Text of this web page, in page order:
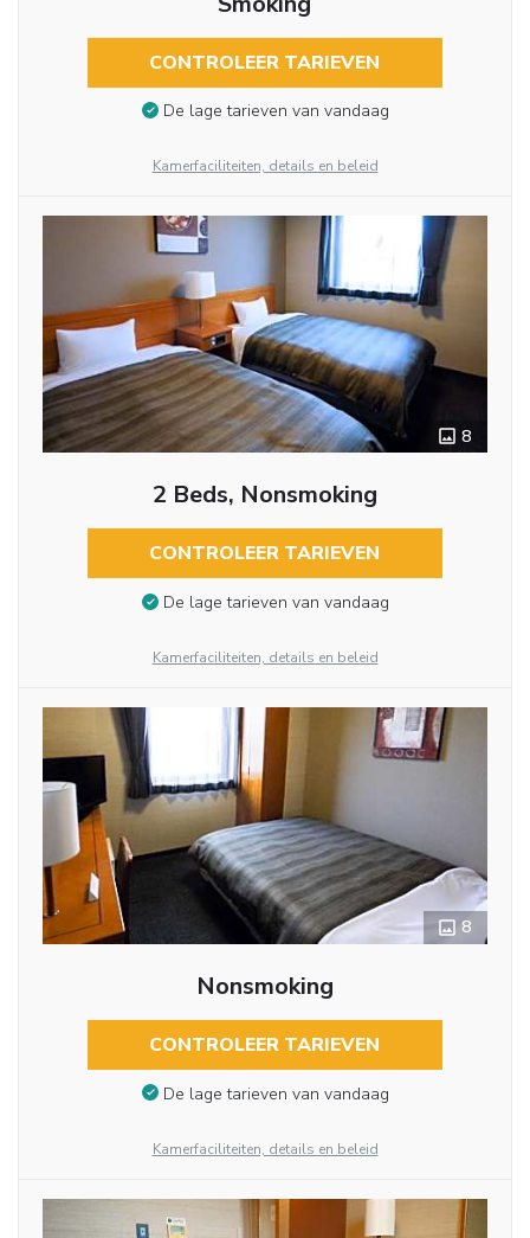
CONTROLEER TARIEVEN
De lage tarieven van vandaag
Kamerfaciliteiten, details en beleid
8
2 Beds, Nonsmoking
CONTROLEER TARIEVEN
De lage tarieven van vandaag
Kamerfaciliteiten, details en beleid
8
Nonsmoking
CONTROLEER TARIEVEN
De lage tarieven van vandaag
Kamerfaciliteiten, details en beleid